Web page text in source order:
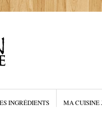
INGRÉDIENTS MA CUISINE